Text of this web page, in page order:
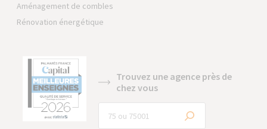
Aménagement de combles
Rénovation énergétique
Trouvez une agence près de
chez vous